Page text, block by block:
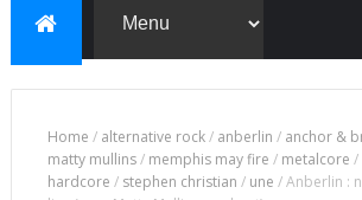
Home / alternative rock/ anberlin / anchor &
matty mullins/ memphis may fire / metalcore /
hardcore / stephen christian / une /Anberlin :